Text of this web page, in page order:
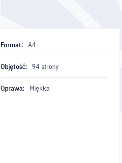
Format: A4
Objętość: 94 strony
Oprawa: Miękka